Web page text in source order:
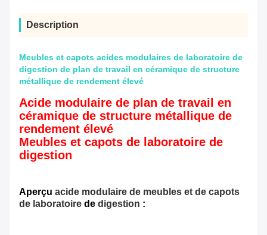
Description
Meubles et capots acides modulaires de laboratoire de
digestion de plan de travail en céramique de structure
métallique de rendement élevé
Acide modulaire de plan de travail en
céramique de structure métallique de
rendement élevé
Meubles et capots de laboratoire de
digestion
Aperçu acide modulaire de meubles et de capots
de laboratoire de digestion :